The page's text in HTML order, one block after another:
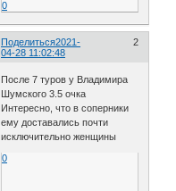
0
Поделиться 2
2021-
04-28 11:02:48
После 7 туров у Владимира
Шумского 3.5 очка
Интересно, что в соперники
ему доставались почти
исключительно женщины
0